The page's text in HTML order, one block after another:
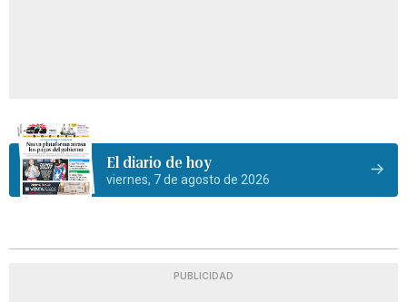
El diario de hoy
viernes, 7 de agosto de 2026
PUBLICIDAD